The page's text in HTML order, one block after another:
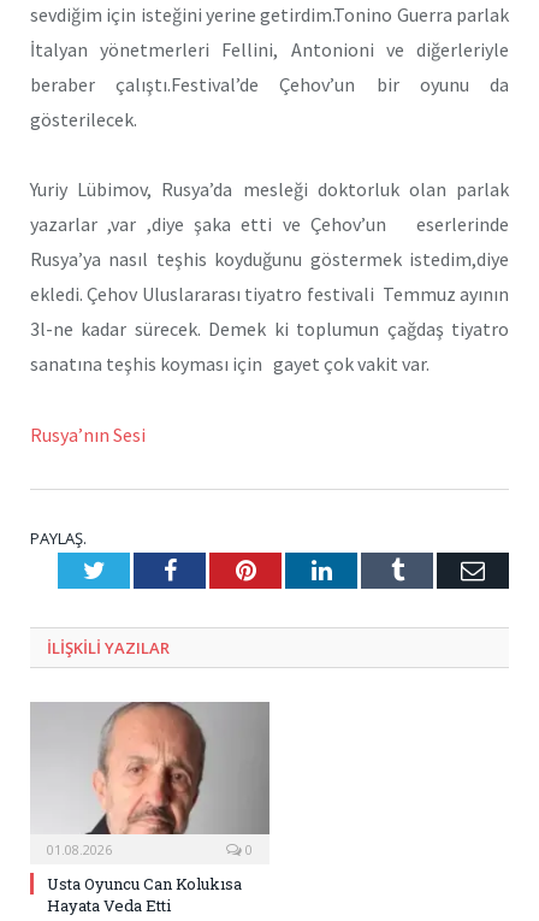
sevdiğim için isteğini yerine getirdim.Tonino Guerra parlak
İtalyan yönetmerleri Fellini, Antonioni ve diğerleriyle
beraber çalıştı.Festival’de Çehov’un bir oyunu da
gösterilecek.
Yuriy Lübimov, Rusya’da mesleği doktorluk olan parlak
yazarlar ,var ,diye şaka etti ve Çehov’un eserlerinde
Rusya’ya nasıl teşhis koyduğunu göstermek istedim,diye
ekledi. Çehov Uluslararası tiyatro festivali Temmuz ayının
3l-ne kadar sürecek. Demek ki toplumun çağdaş tiyatro
sanatına teşhis koyması için gayet çok vakit var.
Rusya’nın Sesi
PAYLAŞ.
TwitterFacebookPinterestLinkedInTumblr E-
ILIŞKILI YAZILAR
01.08.2026 0
Usta Oyuncu Can Kolukısa
Hayata Veda Etti